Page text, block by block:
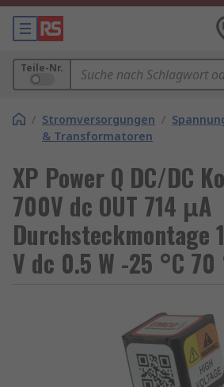
Teile-Nr.
/ Stromversorgungen
& Transformatoren
/
XP Power Q DC/DC
700V dc OUT 714 μA
Durchsteckmontage
V dc 0.5 W -25 °C 70